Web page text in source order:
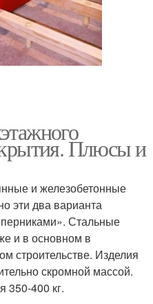
Плюсы и
и железобетонные
эти два варианта
Стальные
и в основном в
строительстве. Изделия
скромной массой.
350-400 кг.